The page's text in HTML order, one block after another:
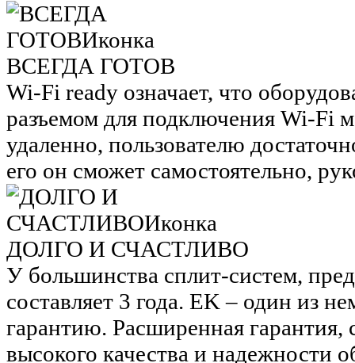
ВСЕГДА ГОТОВ
Wi-Fi ready означает, что
разъемом для подключения Wi-Fi
удаленно, пользователю
его он сможет самостоятельно,
ДОЛГО И СЧАСТЛИВО
У большинства сплит-систем,
составляет 3 года. EK – один из
гарантию. Расширенная
высокого качества и надежности